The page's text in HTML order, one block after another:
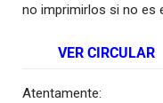
no imprimirlos si no es
VER CIRCULAR
Atentamente: